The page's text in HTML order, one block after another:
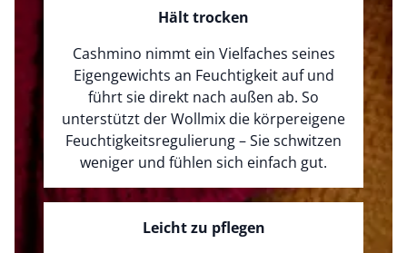
Hält trocken
Cashmino nimmt ein Vielfaches seines
Eigengewichts an Feuchtigkeit auf und
führt sie direkt nach außen ab. So
unterstützt der Wollmix die körpereigene
Feuchtigkeitsregulierung – Sie schwitzen
weniger und fühlen sich einfach gut.
Leicht zu pflegen